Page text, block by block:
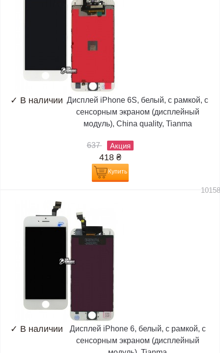
✓ В наличии Дисплей iPhone 6S, белый, с рамкой, с
сенсорным экраном (дисплейный
модуль), China quality, Tianma
637 Акция
418 ₴
Купить
✓ В наличии
Дисплей iPhone 6, белый, с рамкой, с
сенсорным экраном (дисплейный